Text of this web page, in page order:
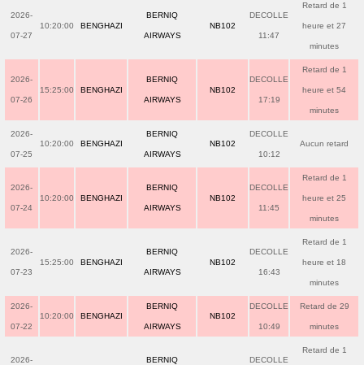
2026-
07-27
10:20:00 BENGHAZI
BERNIQ
AIRWAYS
NB102
DECOLLE
11:47
Retard de 1
heure et 27
minutes
2026-
07-26
15:25:00 BENGHAZI
BERNIQ
AIRWAYS
NB102
DECOLLE
17:19
Retard de 1
heure et 54
minutes
2026-
07-25
10:20:00 BENGHAZI
BERNIQ
AIRWAYS
NB102
DECOLLE
10:12
Aucun retard
2026-
07-24
10:20:00 BENGHAZI
BERNIQ
AIRWAYS
NB102
DECOLLE
11:45
Retard de 1
heure et 25
minutes
2026-
07-23
15:25:00 BENGHAZI
BERNIQ
AIRWAYS
NB102
DECOLLE
16:43
Retard de 1
heure et 18
minutes
2026-
07-22
10:20:00 BENGHAZI
BERNIQ
AIRWAYS
NB102
DECOLLE
10:49
Retard de 29
minutes
2026- BERNIQ DECOLLE
Retard de 1